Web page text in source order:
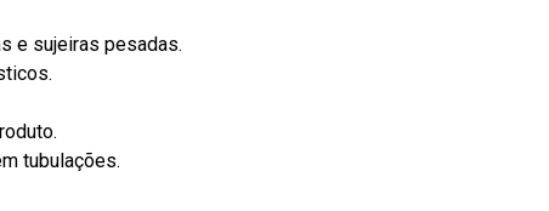
e sujeiras pesadas.
tubulações.